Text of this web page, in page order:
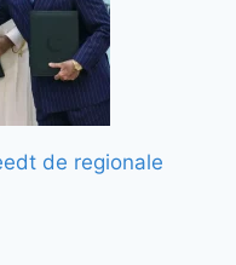
de regionale